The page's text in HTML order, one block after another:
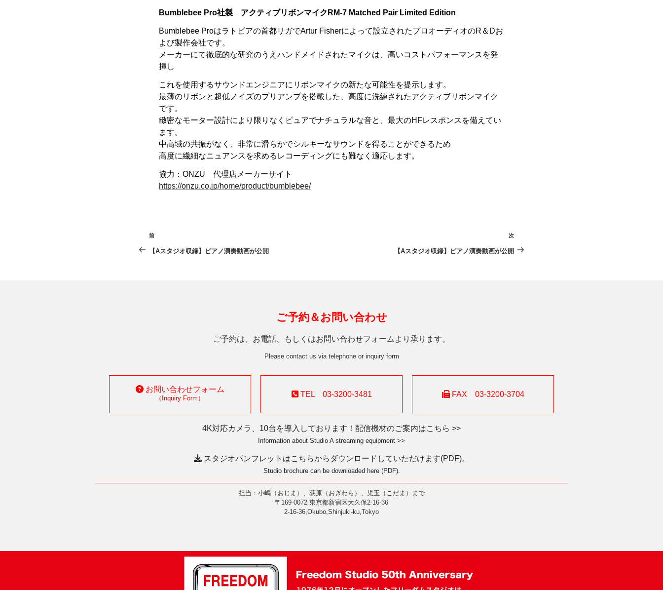
Bumblebee Pro社製 アクティブリボンマイクRM-7 Matched Pair Limited Edition
Bumblebee Proはラトビアの首都リガでArtur Fisherによって設立されたプロオーディオのR＆Dお
よび製作会社です。
メーカーにて徹底的な研究のうえハンドメイドされたマイクは、高いコストパフォーマンスを発
揮し
これを使用するサウンドエンジニアにリボンマイクの新たな可能性を提示します。
最薄のリボンと超低ノイズのプリアンプを搭載した、高度に洗練されたアクティブリボンマイク
です。
緻密なモーター設計により限りなくピュアでナチュラルな音と、最大のHFレスポンスを備えてい
ます。
中高域の共振がなく、非常に滑らかでシルキーなサウンドを得ることができるため
高度に繊細なニュアンスを求めるレコーディングにも難なく適応します。
協力：ONZU 代理店メーカーサイト
https://onzu.co.jp/home/product/bumblebee/
投
稿
ン
前
の
前
【Aスタジオ収録】ピアノ演奏動画が公開
の
次
【Aスタジオ収録】ピアノ演奏動画が公開
ご予約＆お問い合わせ
ご予約は、お電話、もしくはお問い合わせフォームより承ります。
Please contact us via telephone or inquiry form
お問い合わせフォーム
（Inquiry Form） TEL 03-3200-3481 FAX 03-3200-3704
4K対応カメラ、10台を導入しております！配信機材のご案内はこちら >>
Information about Studio A streaming equipment >>
スタジオパンフレットはこちらからダウンロードしていただけます(PDF)。
Studio brochure can be downloaded here (PDF).
担当：小嶋（おじま）、荻原（おぎわら）、児玉（こだま）まで
〒169-0072 東京都新宿区大久保2-16-36
2-16-36,Okubo,Shinjuki-ku,Tokyo